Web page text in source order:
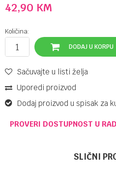
42,90 KM
Količina:
DODAJ U KORPU
Sačuvajte u listi želja
Uporedi proizvod
Dodaj proizvod u spisak za
PROVERI DOSTUPNOST U
SLIČNI